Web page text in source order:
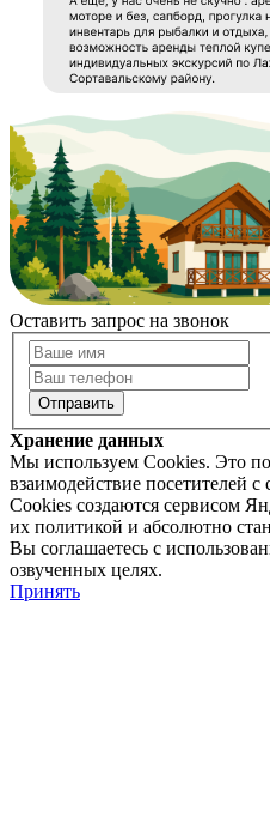
Оставить запрос на звонок
Хранение данных
Мы используем Cookies. Это
взаимодействие посетителей
Cookies создаются сервисом
их политикой и абсолютно
Вы соглашаетесь с
озвученных целях.
Принять